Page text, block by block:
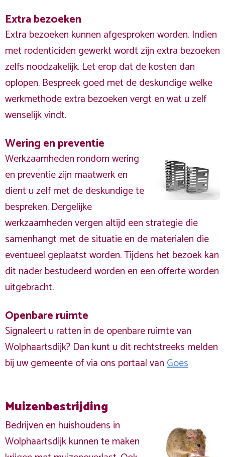
Extra bezoeken
Extra bezoeken kunnen afgesproken worden. Indien
met rodenticiden gewerkt wordt zijn extra bezoeken
zelfs noodzakelijk. Let erop dat de kosten dan
oplopen. Bespreek goed met de deskundige welke
werkmethode extra bezoeken vergt en wat u zelf
wenselijk vindt.
Wering en preventie
Werkzaamheden rondom wering
en preventie zijn maatwerk en
dient u zelf met de deskundige te
bespreken. Dergelijke
werkzaamheden vergen altijd een strategie die
samenhangt met de situatie en de materialen die
eventueel geplaatst worden. Tijdens het bezoek kan
dit nader bestudeerd worden en een offerte worden
uitgebracht.
Openbare ruimte
Signaleert u ratten in de openbare ruimte van
Wolphaartsdijk? Dan kunt u dit rechtstreeks melden
bij uw gemeente of via ons portaal vanGoes
Muizenbestrijding
Bedrijven en huishoudens in
Wolphaartsdijk kunnen te maken